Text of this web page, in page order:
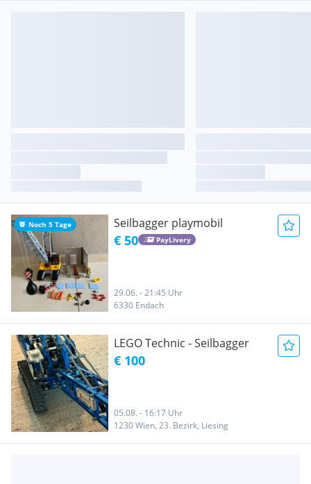
Noch 5 Tage Seilbagger playmobil
€ 50 PayLivery
29.06. - 21:45 Uhr
6330 Endach
LEGO Technic - Seilbagger
€ 100
05.08. - 16:17 Uhr
1230 Wien, 23. Bezirk, Liesing